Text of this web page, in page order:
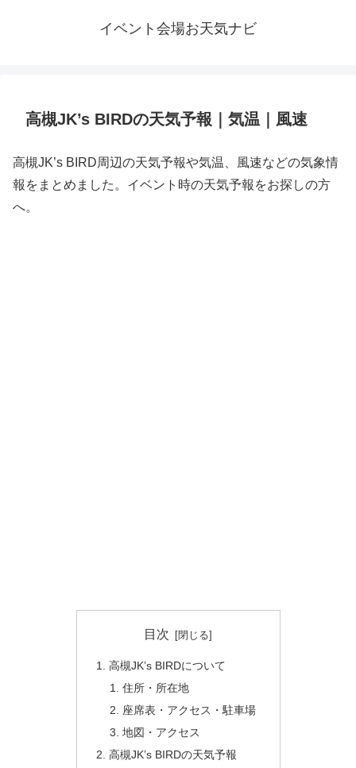
イベント会場お天気ナビ
高槻JK’s BIRDの天気予報｜気温｜風速
高槻JK’s BIRD周辺の天気予報や気温、風速などの気象情
報をまとめました。イベント時の天気予報をお探しの方
へ。
目次
高槻JK’s BIRDについて
住所・所在地
座席表・アクセス・駐車場
地図・アクセス
高槻JK’s BIRDの天気予報